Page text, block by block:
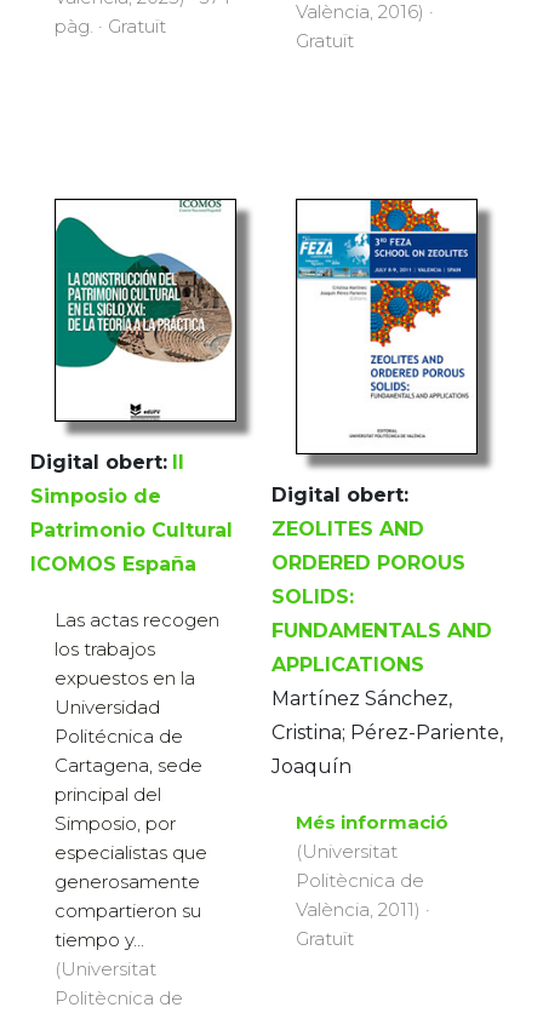
pàg. · Gratuït
València, 2016) ·
Gratuït
Digital obert: II
Simposio de
Patrimonio Cultural
ICOMOS España
Las actas recogen
los trabajos
expuestos en la
Universidad
Politécnica de
Cartagena, sede
principal del
Simposio, por
especialistas que
generosamente
compartieron su
tiempo y...
(Universitat
Politècnica de
Digital obert:
ZEOLITES AND
ORDERED POROUS
SOLIDS:
FUNDAMENTALS AND
APPLICATIONS
Martínez Sánchez,
Cristina; Pérez-Pariente,
Joaquín
Més informació
(Universitat
Politècnica de
València, 2011) ·
Gratuït